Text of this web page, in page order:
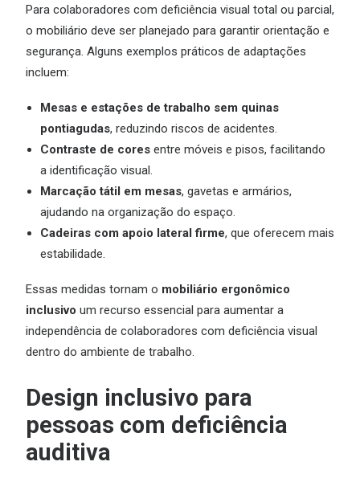
Para colaboradores com deficiência visual total ou parcial,
o mobiliário deve ser planejado para garantir orientação e
segurança. Alguns exemplos práticos de adaptações
incluem:
Mesas e estações de trabalho sem quinas
pontiagudas, reduzindo riscos de acidentes.
Contraste de cores entre móveis e pisos, facilitando
a identificação visual.
Marcação tátil em mesas, gavetas e armários,
ajudando na organização do espaço.
Cadeiras com apoio lateral firme, que oferecem mais
estabilidade.
Essas medidas tornam o mobiliário ergonômico
inclusivo um recurso essencial para aumentar a
independência de colaboradores com deficiência visual
dentro do ambiente de trabalho.
Design inclusivo para
pessoas com deficiência
auditiva